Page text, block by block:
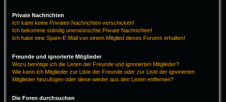
Private Nachrichten
Ich kann keine Privaten Nachrichten verschicken!
Ich bekomme ständig unerwünschte Private Nachrichten!
Ich habe eine Spam-E-Mail von einem Mitglied dieses Forums erhalten!
Freunde und ignorierte Mitglieder
Wozu benötige ich die Listen der Freunde und ignorierten Mitglieder?
Wie kann ich Mitglieder zur Liste der Freunde oder zur Liste der ignorierten
Mitglieder hinzufügen oder diese wieder aus den Listen entfernen?
Die Foren durchsuchen